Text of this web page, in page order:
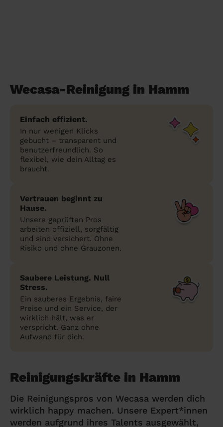
Wecasa-Reinigung in Hamm
Einfach effizient.
In nur wenigen Klicks
gebucht – transparent und
benutzerfreundlich. So
flexibel, wie dein Alltag es
braucht.
Vertrauen beginnt zu
Hause.
Unsere geprüften Pros
arbeiten offiziell, sorgfältig
und sind versichert. Ohne
Risiko und ohne Grauzonen.
Saubere Leistung. Null
Stress.
Ein sauberes Ergebnis, faire
Preise und ein Service, der
wirklich hält, was er
verspricht. Ganz ohne
Aufwand für dich.
Reinigungskräfte in Hamm
Die Reinigungspros von Wecasa werden dich
wirklich happy machen. Unsere Expert*innen
werden aufgrund ihres Talents ausgewählt,